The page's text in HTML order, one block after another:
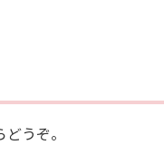
うぞ。